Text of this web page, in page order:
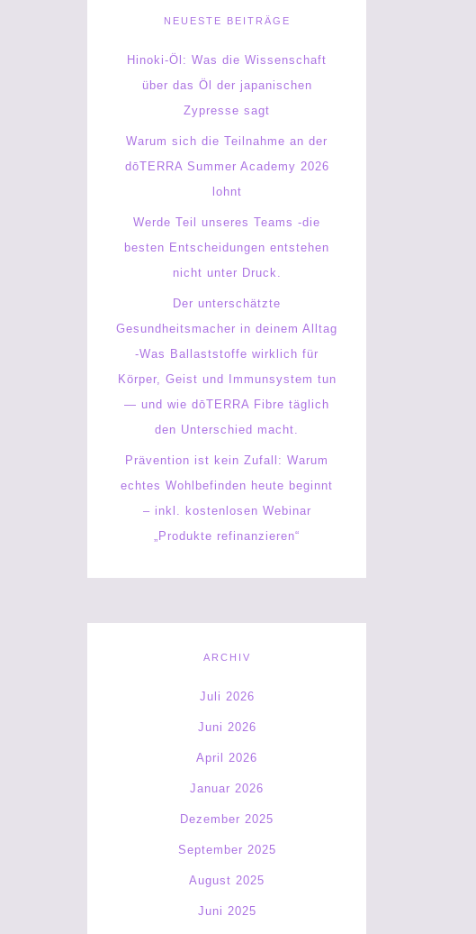
NEUESTE BEITRÄGE
Hinoki-Öl: Was die Wissenschaft
über das Öl der japanischen
Zypresse sagt
Warum sich die Teilnahme an der
dōTERRA Summer Academy 2026
lohnt
Werde Teil unseres Teams -die
besten Entscheidungen entstehen
nicht unter Druck.
Der unterschätzte
Gesundheitsmacher in deinem Alltag
-Was Ballaststoffe wirklich für
Körper, Geist und Immunsystem tun
— und wie dōTERRA Fibre täglich
den Unterschied macht.
Prävention ist kein Zufall: Warum
echtes Wohlbefinden heute beginnt
– inkl. kostenlosen Webinar
„Produkte refinanzieren“
ARCHIV
Juli 2026
Juni 2026
April 2026
Januar 2026
Dezember 2025
September 2025
August 2025
Juni 2025